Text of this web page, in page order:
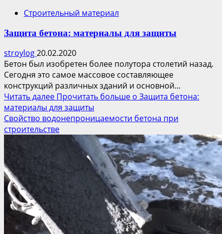
Строительный материал
Защита бетона: материалы для защиты
stroylog20.02.2020
Бетон был изобретен более полутора столетий назад.
Сегодня это самое массовое составляющее
конструкций различных зданий и основной...
Читать далее Прочитать больше о Защита бетона:
материалы для защиты
Свойство водонепроницаемости бетона при
строительстве